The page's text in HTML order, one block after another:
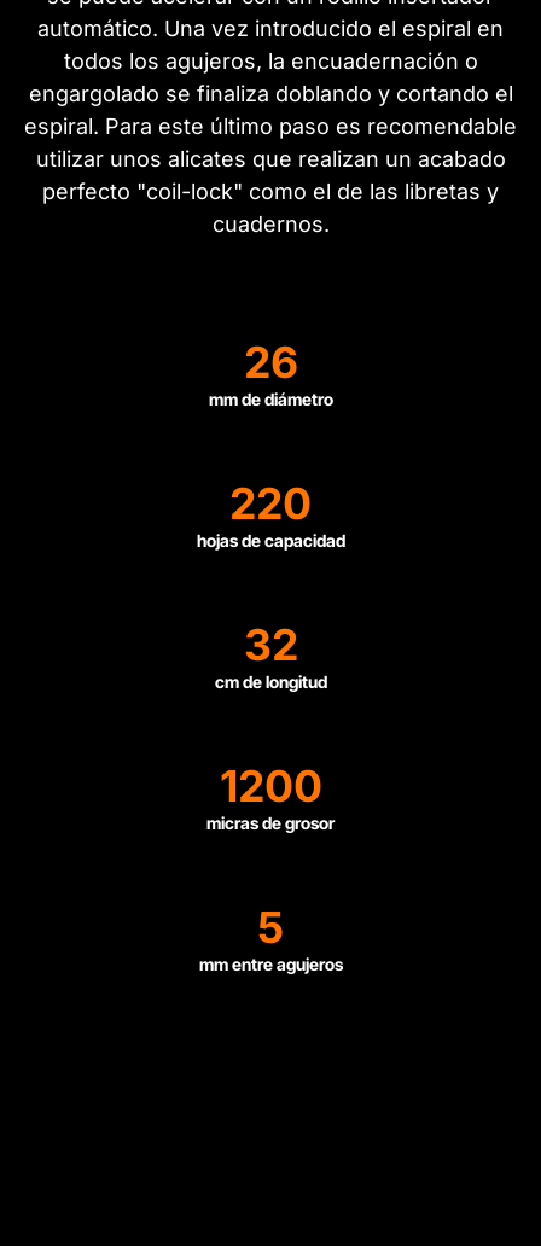
automático. Una vez introducido el espiral en
todos los agujeros, la encuadernación o
engargolado se finaliza doblando y cortando el
espiral. Para este último paso es recomendable
utilizar unos alicates que realizan un acabado
perfecto "coil-lock" como el de las libretas y
cuadernos.
26
mm de diámetro
220
hojas de capacidad
32
cm de longitud
1200
micras de grosor
5
mm entre agujeros